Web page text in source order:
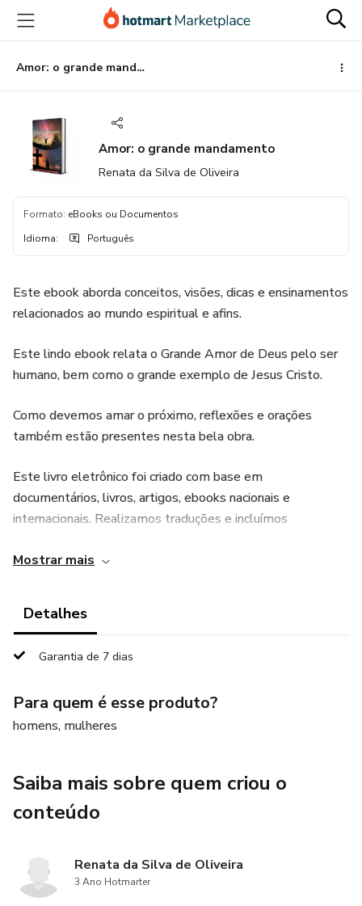
para
conteúdo
principal
para
pagamento
para
rodapé
Amor: o grande mandamento
Amor: o grande mandamento
Renata da Silva de Oliveira
Formato: eBooks ou Documentos
Idioma: Português
Este ebook aborda conceitos, visões, dicas e ensinamentos
relacionados ao mundo espiritual e afins.
Este lindo ebook relata o Grande Amor de Deus pelo ser
humano, bem como o grande exemplo de Jesus Cristo.
Como devemos amar o próximo, reflexões e orações
também estão presentes nesta bela obra.
Este livro eletrônico foi criado com base em
documentários, livros, artigos, ebooks nacionais e
internacionais. Realizamos traduções e incluímos
científico ao volume.
conteúdos únicos de qualidade com uma visão estrangeira.
Esta obra possui 45 páginas, 5.448 palavras. (Este ebook
Caso você adquira este material e posteriormente o
disponibilizado nos canais de compra a última versão
lançada.
momento consta disponível para comercialização.
Mostrar mais
Detalhes
Garantia de 7 dias
Para quem é esse produto?
homens, mulheres
Saiba mais sobre quem criou o
conteúdo
Renata da Silva de Oliveira
3 Ano Hotmarter